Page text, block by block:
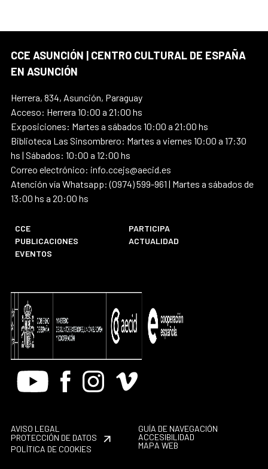
CCE ASUNCIÓN | CENTRO CULTURAL DE ESPAÑA
EN ASUNCIÓN
Herrera, 834, Asunción, Paraguay
Acceso: Herrera 10:00 a 21:00 hs
Exposiciones: Martes a sábados 10:00 a 21:00 hs
Biblioteca Las Sinsombrero: Martes a viernes 10:00 a 17:30
hs | Sábados: 10:00 a 12:00 hs
Correo electrónico: info.ccejs@aecid.es
Atención vía Whatsapp: (0974) 599-961 | Martes a sábados de
13:00 hs a 20:00 hs
CCE
PARTICIPA
PUBLICACIONES
ACTUALIDAD
EVENTOS
Youtube FacebookInstagram
Vimeo
AVISO LEGAL
PROTECCIÓN DE DATOS
POLÍTICA DE COOKIES
GUÍA DE NAVEGACIÓN
ACCESIBILIDAD
MAPA WEB